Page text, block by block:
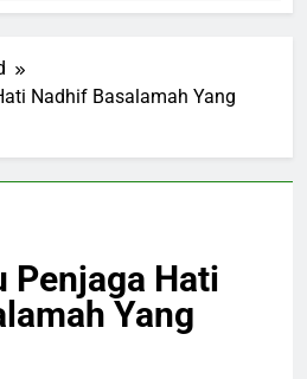
Nadhif Basalamah Yang
Penjaga Hati
Yang